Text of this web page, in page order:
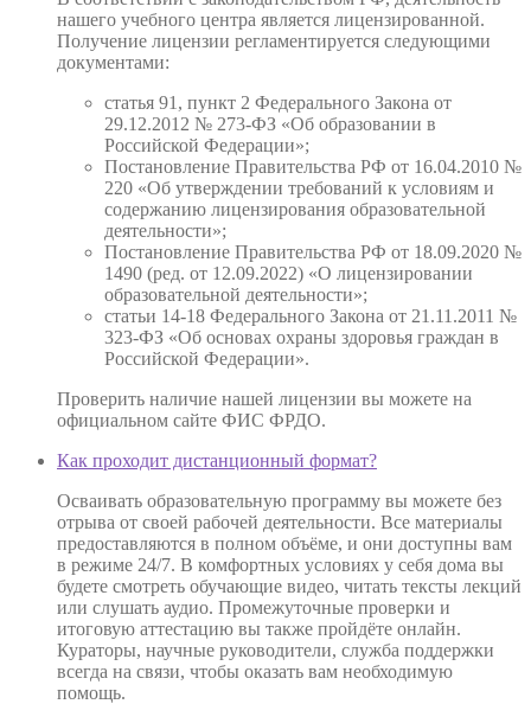
нашего учебного центра является лицензированной.
Получение лицензии регламентируется следующими
документами:
статья 91, пункт 2 Федерального Закона от
29.12.2012 № 273-ФЗ «Об образовании в
Российской Федерации»;
Постановление Правительства РФ от 16.04.2010 №
220 «Об утверждении требований к условиям и
содержанию лицензирования образовательной
деятельности»;
Постановление Правительства РФ от 18.09.2020 №
1490 (ред. от 12.09.2022) «О лицензировании
образовательной деятельности»;
статьи 14-18 Федерального Закона от 21.11.2011 №
323-ФЗ «Об основах охраны здоровья граждан в
Российской Федерации».
Проверить наличие нашей лицензии вы можете на
официальном сайте ФИС ФРДО.
Как проходит дистанционный формат?
Осваивать образовательную программу вы можете без
отрыва от своей рабочей деятельности. Все материалы
предоставляются в полном объёме, и они доступны вам
в режиме 24/7. В комфортных условиях у себя дома вы
будете смотреть обучающие видео, читать тексты лекций
или слушать аудио. Промежуточные проверки и
итоговую аттестацию вы также пройдёте онлайн.
Кураторы, научные руководители, служба поддержки
всегда на связи, чтобы оказать вам необходимую
помощь.